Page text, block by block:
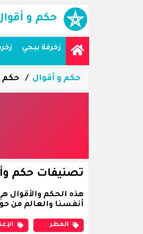
حكم و
زخرفة ببجي
حكم و أقوال حكم
تصنيفات حكم
هذه الحكم والأقوال
أنفسنا والعالم من
المطر